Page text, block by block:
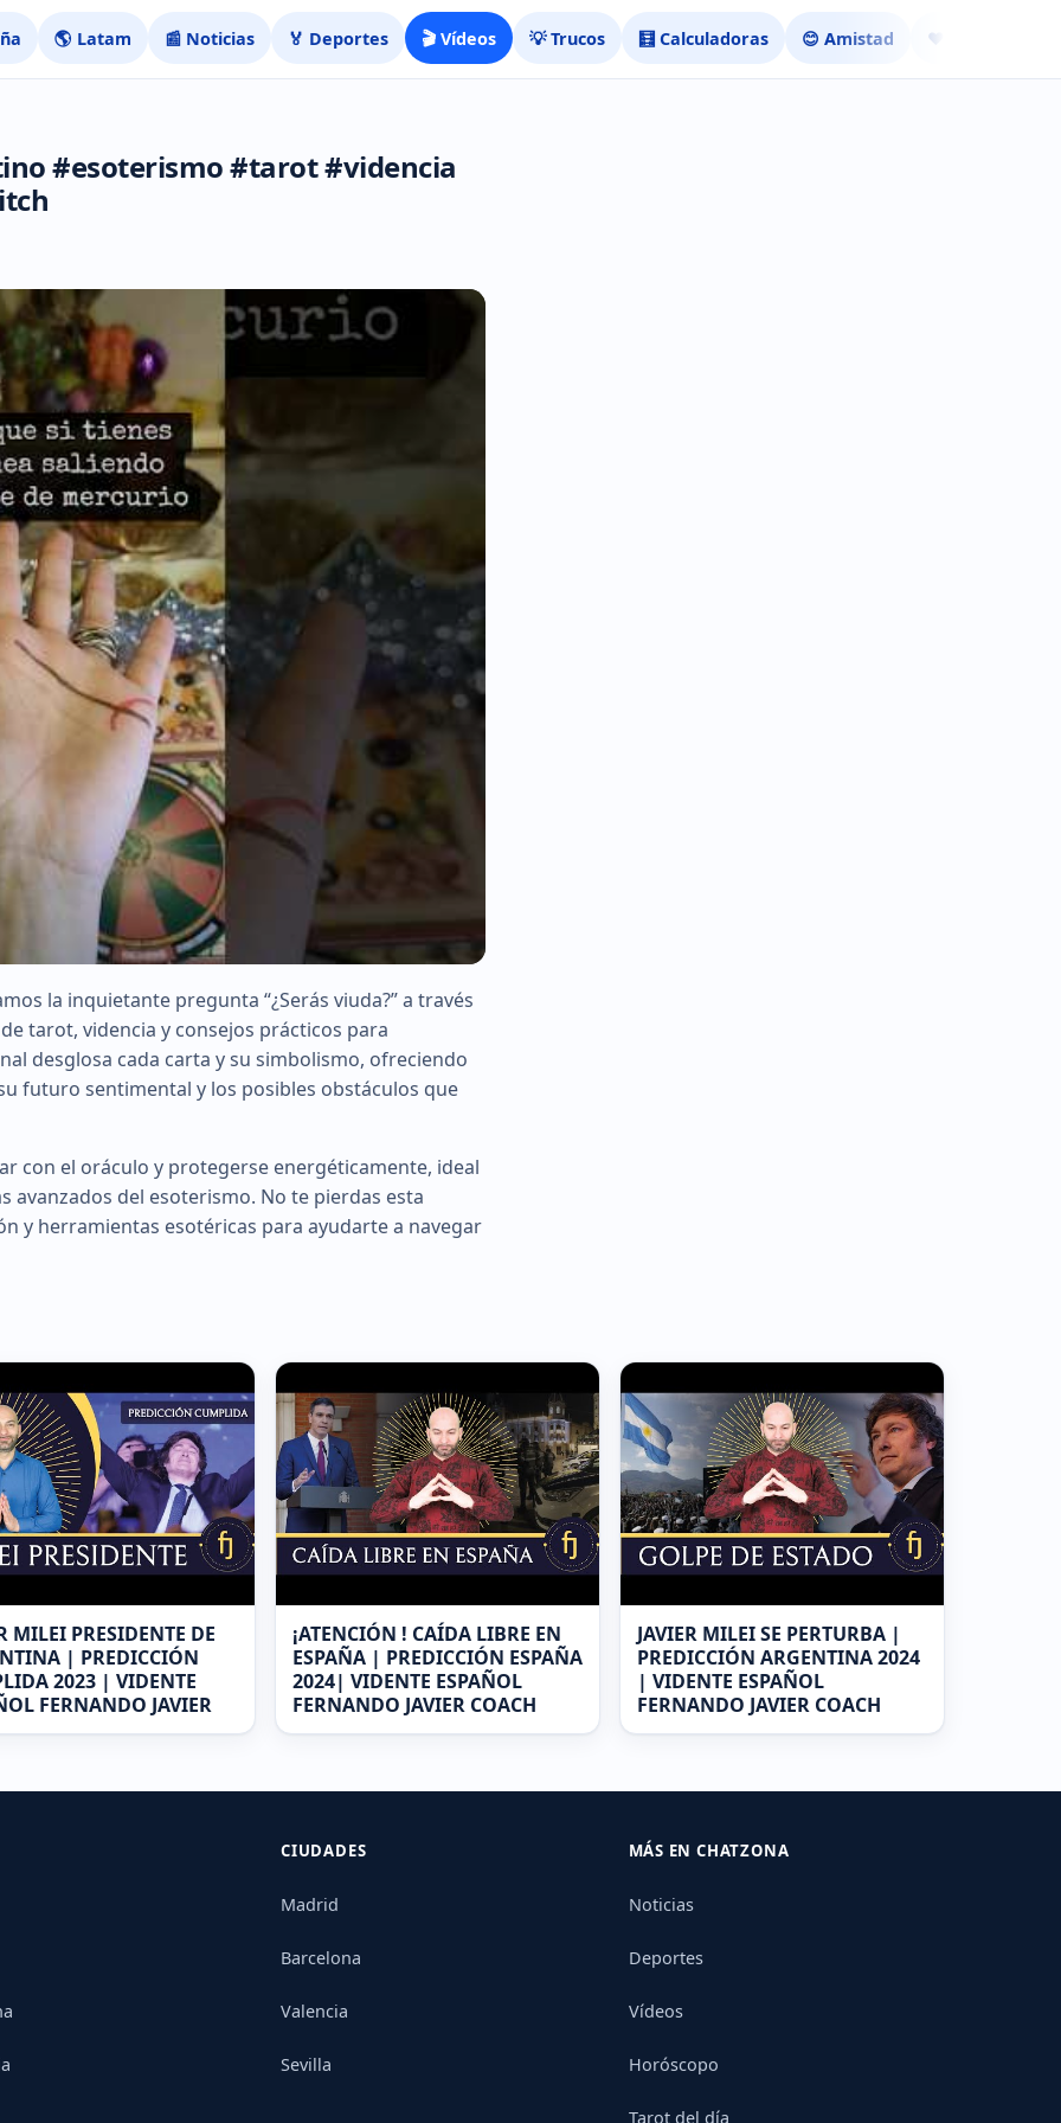
🌎 Latam 📰 Noticias 🏅 Deportes 🎬 Vídeos 💡 Trucos 🧮 Calculadoras 😊 Amistad ❤️ Ligar
#esoterismo #tarot #videncia
la inquietante pregunta “¿Serás viuda?” a través
tarot, videncia y consejos prácticos para
desglosa cada carta y su simbolismo, ofreciendo
futuro sentimental y los posibles obstáculos que
con el oráculo y protegerse energéticamente, ideal
del esoterismo. No te pierdas esta
y herramientas esotéricas para ayudarte a navegar
MILEI PRESIDENTE DE
| PREDICCIÓN
2023 | VIDENTE
FERNANDO JAVIER
¡ATENCIÓN ! CAÍDA LIBRE EN
ESPAÑA | PREDICCIÓN ESPAÑA
2024| VIDENTE ESPAÑOL
FERNANDO JAVIER COACH
JAVIER MILEI SE PERTURBA |
PREDICCIÓN ARGENTINA 2024
| VIDENTE ESPAÑOL
FERNANDO JAVIER COACH
CIUDADES
Madrid
Barcelona
Valencia
Sevilla
MÁS EN CHATZONA
Noticias
Deportes
Vídeos
Horóscopo
Tarot del día